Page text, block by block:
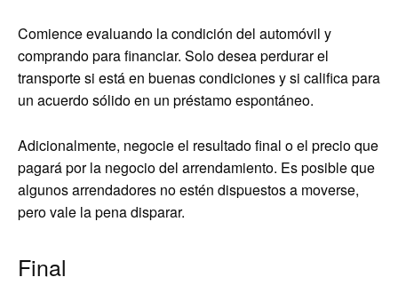
Comience evaluando la condición del automóvil y
comprando para financiar. Solo desea perdurar el
transporte si está en buenas condiciones y si califica para
un acuerdo sólido en un préstamo espontáneo.
Adicionalmente, negocie el resultado final o el precio que
pagará por la negocio del arrendamiento. Es posible que
algunos arrendadores no estén dispuestos a moverse,
pero vale la pena disparar.
Final